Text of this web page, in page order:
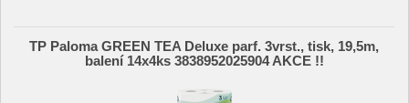
TP Paloma GREEN TEA Deluxe parf. 3vrst., tisk, 19,5m,
balení 14x4ks 3838952025904 AKCE !!